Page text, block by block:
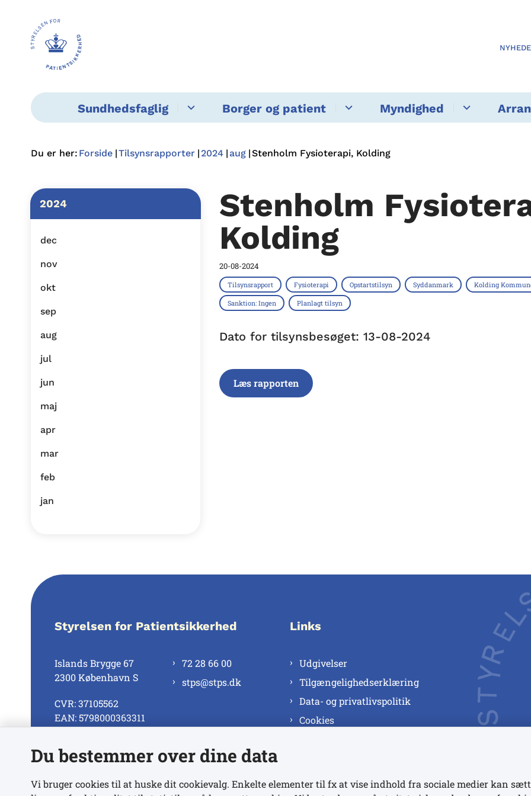
Sundhedsfaglig Borger og patient Myndighed
Du er her: Forside Tilsynsrapporter 2024 aug Stenholm Fysioterapi, Kolding
2024
dec
nov
okt
sep
aug
jul
jun
maj
apr
mar
feb
jan
Stenholm
Kolding
20-08-2024
Tilsynsrapport Fysioterapi Opstartstilsyn Syddanmark Kolding
Sanktion: Ingen Planlagt tilsyn
Dato for tilsynsbesøget: 13-08-2024
Læs rapporten
Styrelsen for Patientsikkerhed
Islands Brygge 67
2300 København S
CVR: 37105562
EAN: 5798000363311
72 28 66 00
stps@stps.dk
Se alle kontaktnumre
Links
Udgivelser
Tilgængelighedserklæring
Data- og privatlivspolitik
Cookies
Du bestemmer over dine data
Vi bruger cookies til at huske dit cookievalg. Enkelte elementer til fx at vise indhold fra sociale medier kan